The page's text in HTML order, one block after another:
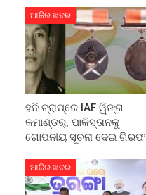
ଆଜିର ଖବର
ହନି ଟ୍ରାପ୍‌ରେ IAF ୱିଙ୍ଗ
କମାଣ୍ଡର୍, ପାକିସ୍ତାନକୁ
ଗୋପନୀୟ ସୂଚନା ଦେଇ ଗିରଫ
ଆଜିର ଖବର